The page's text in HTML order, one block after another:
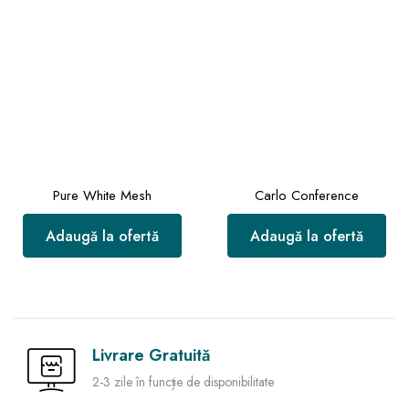
Pure White Mesh
Adaugă la ofertă
Carlo Conference
Adaugă la ofertă
Livrare Gratuită
2-3 zile în funcție de disponibilitate